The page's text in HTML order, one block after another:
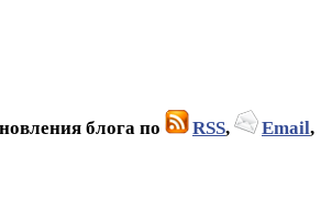
блога по RSS, Email,